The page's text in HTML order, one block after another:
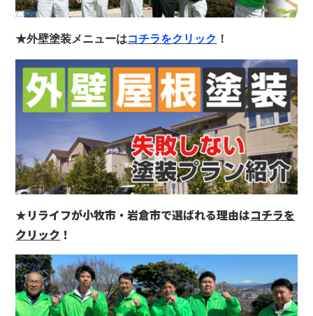
★外壁塗装メニューはコチラをクリック ！
★リライフが小牧市・岩倉市で選ばれる理由はコチラを
クリック ！